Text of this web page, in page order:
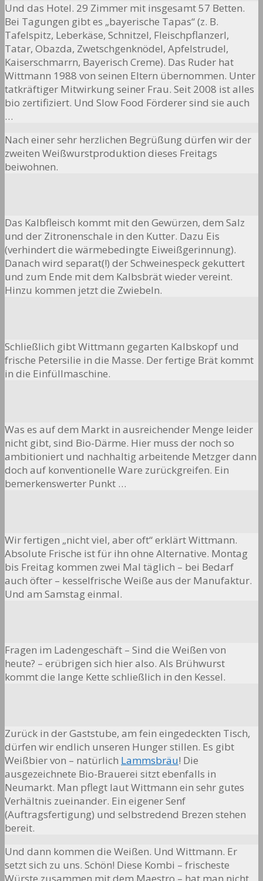
Und das Hotel. 29 Zimmer mit insgesamt 57 Betten.
Bei Tagungen gibt es „bayerische Tapas“ (z. B.
Tafelspitz, Leberkäse, Schnitzel, Fleischpflanzerl,
Tatar, Obazda, Zwetschgenknödel, Apfelstrudel,
Kaiserschmarrn, Bayerisch Creme). Das Ruder hat
Wittmann 1988 von seinen Eltern übernommen. Unter
tatkräftiger Mitwirkung seiner Frau. Seit 2008 ist alles
bio zertifiziert. Und Slow Food Förderer sind sie auch
…
Nach einer sehr herzlichen Begrüßung dürfen wir der
zweiten Weißwurstproduktion dieses Freitags
beiwohnen.
Das Kalbfleisch kommt mit den Gewürzen, dem Salz
und der Zitronenschale in den Kutter. Dazu Eis
(verhindert die wärmebedingte Eiweißgerinnung).
Danach wird separat(!) der Schweinespeck gekuttert
und zum Ende mit dem Kalbsbrät wieder vereint.
Hinzu kommen jetzt die Zwiebeln.
Schließlich gibt Wittmann gegarten Kalbskopf und
frische Petersilie in die Masse. Der fertige Brät kommt
in die Einfüllmaschine.
Was es auf dem Markt in ausreichender Menge leider
nicht gibt, sind Bio-Därme. Hier muss der noch so
ambitioniert und nachhaltig arbeitende Metzger dann
doch auf konventionelle Ware zurückgreifen. Ein
bemerkenswerter Punkt …
Wir fertigen „nicht viel, aber oft“ erklärt Wittmann.
Absolute Frische ist für ihn ohne Alternative. Montag
bis Freitag kommen zwei Mal täglich – bei Bedarf
auch öfter – kesselfrische Weiße aus der Manufaktur.
Und am Samstag einmal.
Fragen im Ladengeschäft – Sind die Weißen von
heute? – erübrigen sich hier also. Als Brühwurst
kommt die lange Kette schließlich in den Kessel.
Zurück in der Gaststube, am fein eingedeckten Tisch,
dürfen wir endlich unseren Hunger stillen. Es gibt
Weißbier von – natürlich Lammsbräu! Die
ausgezeichnete Bio-Brauerei sitzt ebenfalls in
Neumarkt. Man pflegt laut Wittmann ein sehr gutes
Verhältnis zueinander. Ein eigener Senf
(Auftragsfertigung) und selbstredend Brezen stehen
bereit.
Und dann kommen die Weißen. Und Wittmann. Er
setzt sich zu uns. Schön! Diese Kombi – frischeste
Würste zusammen mit dem Maestro – hat man nicht